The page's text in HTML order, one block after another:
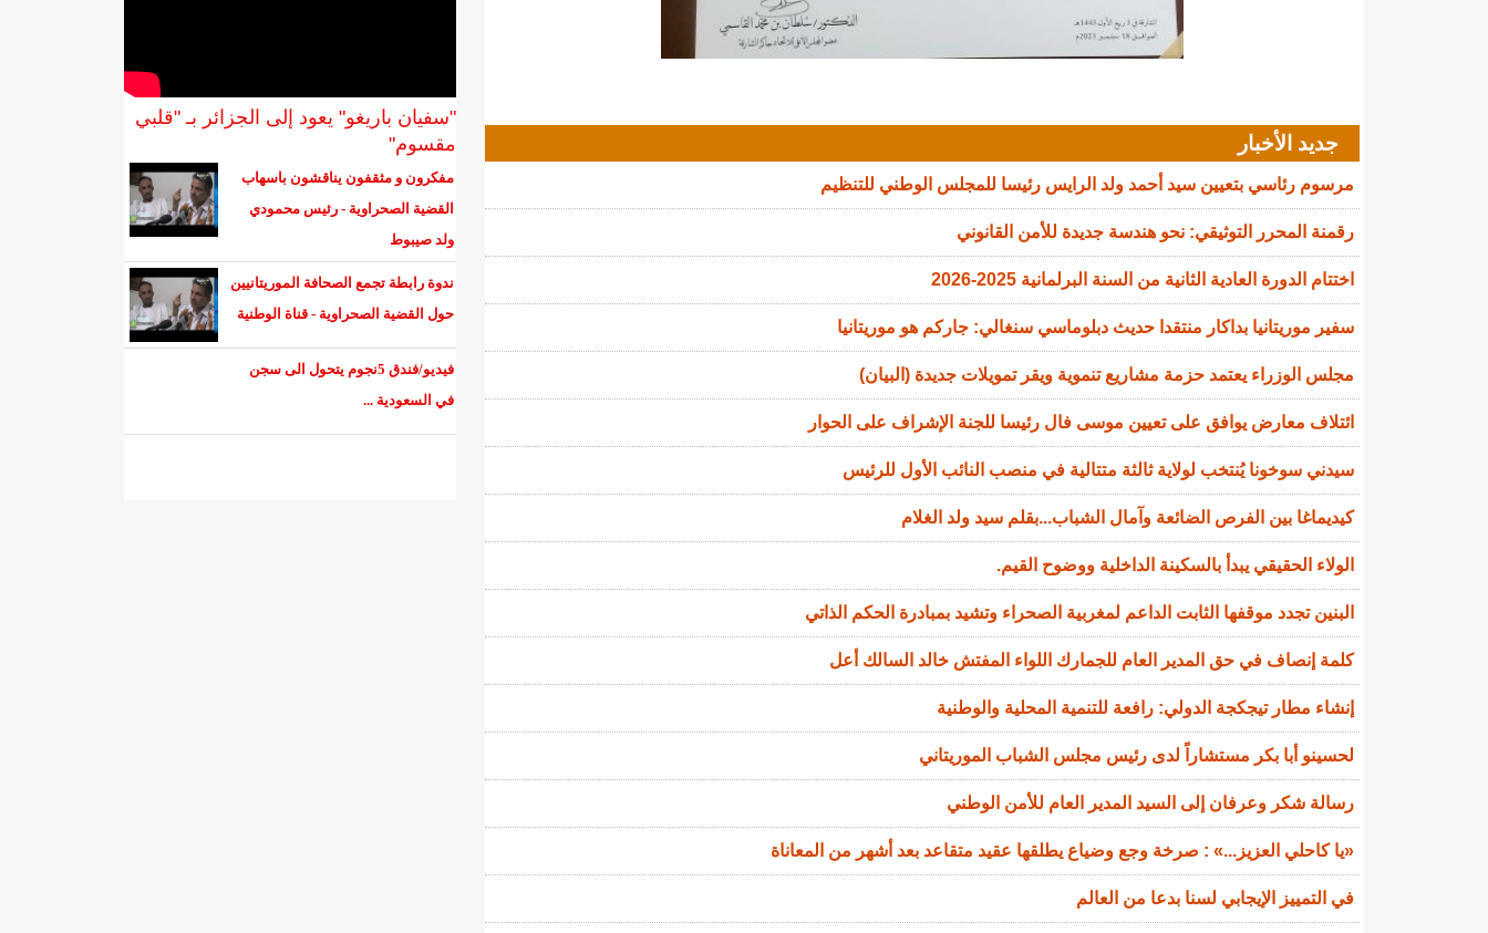
"سفيان باريغو" يعود إلى الجزائر بـ "قلبي
مقسوم"
مفكرون و مثقفون يناقشون باسهاب
القضية الصحراوية - رئيس محمودي
ولد صيبوط
ندوة رابطة تجمع الصحافة الموريتانيين
حول القضية الصحراوية - قناة الوطنية
فيديو/فندق 5نجوم يتحول الى سجن
في السعودية ...
جديد الأخبار
مرسوم رئاسي بتعيين سيد أحمد ولد الرايس رئيسا للمجلس الوطني للتنظيم
رقمنة المحرر التوثيقي: نحو هندسة جديدة للأمن القانوني
اختتام الدورة العادية الثانية من السنة البرلمانية 2025-2026
سفير موريتانيا بداكار منتقدا حديث دبلوماسي سنغالي: جاركم هو موريتانيا
مجلس الوزراء يعتمد حزمة مشاريع تنموية ويقر تمويلات جديدة (البيان)
ائتلاف معارض يوافق على تعيين موسى فال رئيسا للجنة الإشراف على الحوار
سيدني سوخونا يُنتخب لولاية ثالثة متتالية في منصب النائب الأول للرئيس
كيديماغا بين الفرص الضائعة وآمال الشباب...بقلم سيد ولد الغلام
الولاء الحقيقي يبدأ بالسكينة الداخلية ووضوح القيم.
البنين تجدد موقفها الثابت الداعم لمغربية الصحراء وتشيد بمبادرة الحكم الذاتي
كلمة إنصاف في حق المدير العام للجمارك اللواء المفتش خالد السالك أعل
إنشاء مطار تيجكجة الدولي: رافعة للتنمية المحلية والوطنية
لحسينو أبا بكر مستشاراً لدى رئيس مجلس الشباب الموريتاني
رسالة شكر وعرفان إلى السيد المدير العام للأمن الوطني
«يا كاحلي العزيز...» : صرخة وجع وضياع يطلقها عقيد متقاعد بعد أشهر من المعاناة
في التمييز الإيجابي لسنا بدعا من العالم